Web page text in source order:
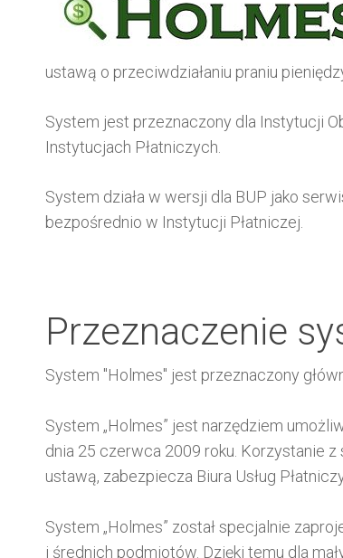
ustawą o przeciwdziałaniu praniu
System jest przeznaczony dla Instytucji
Instytucjach Płatniczych.
System działa w wersji dla BUP jako
bezpośrednio w Instytucji Płatniczej.
Przeznaczenie
System "Holmes" jest przeznaczony
System „Holmes” jest narzędziem
dnia 25 czerwca 2009 roku. Korzystanie
ustawą, zabezpiecza Biura Usług
System „Holmes” został specjalnie
i średnich podmiotów. Dzięki temu dla